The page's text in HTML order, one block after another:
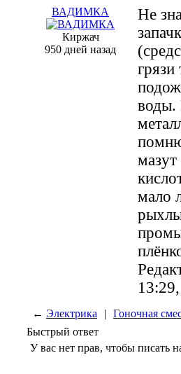
ВАДИМКА
Киржач
950 дней назад
Не
воды.
мало
← Электрика |
Гоночная
Быстрый ответ
У вас нет прав, чтобы писать